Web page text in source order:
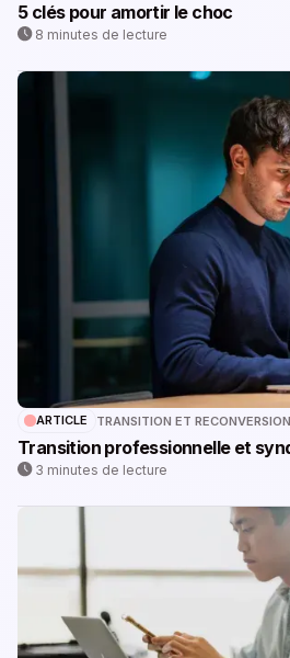
5 clés pour amortir le choc
8 minutes de lecture
ARTICLE TRANSITION ET
Transition professionnelle et
3 minutes de lecture